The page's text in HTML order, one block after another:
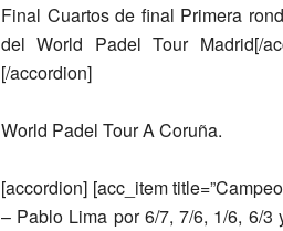
Final Cuartos de final Primera
del World Padel Tour Madrid[/
[/accordion]
World Padel Tour A Coruña.
[accordion] [acc_item
– Pablo Lima por 6/7, 7/6, 1/6, 6/3